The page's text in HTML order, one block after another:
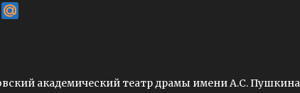
академический театр драмы имени А.С. Пушкина